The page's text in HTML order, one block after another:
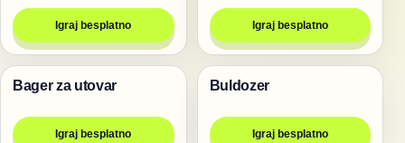
Igraj besplatno Igraj besplatno
Igre
Bager za utovar
Igraj besplatno
Trke
Buldozer
Igraj besplatno